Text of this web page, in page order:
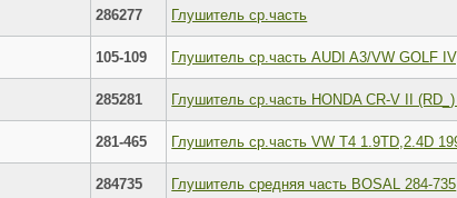
286277 Глушитель ср.часть
105-109
285281
281-465
284735 Глушитель средняя часть BOSAL 284-735